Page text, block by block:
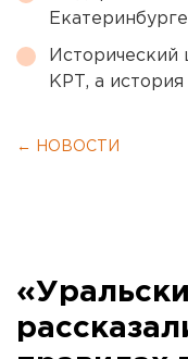
Исторический
КРТ, а
← НОВОСТИ